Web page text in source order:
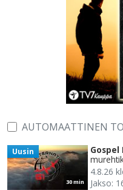
AUTOMAATTINEN
30 min
Uusin
4.8.26
Jakso: